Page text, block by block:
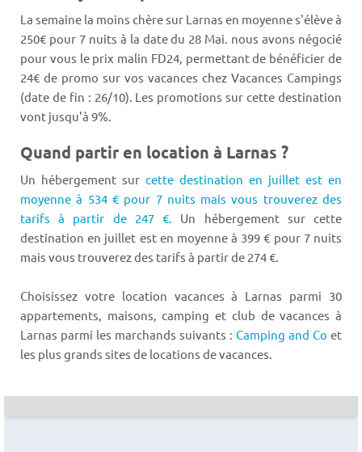
La semaine la moins chère sur Larnas en moyenne s'élève à
250€ pour 7 nuits à la date du 28 Mai. nous avons négocié
pour vous le prix malin FD24, permettant de bénéficier de
24€ de promo sur vos vacances chez Vacances Campings
(date de fin : 26/10). Les promotions sur cette destination
vont jusqu'à 9%.
Quand partir en location à Larnas ?
Un hébergement sur cette destination en juillet est en
moyenne à 534 € pour 7 nuits mais vous trouverez des
tarifs à partir de 247 €.
Un hébergement sur cette
destination en juillet est en moyenne à 399 € pour 7 nuits
mais vous trouverez des tarifs à partir de 274 €.
Choisissez votre location vacances à Larnas parmi 30
appartements, maisons, camping et club de vacances à
Larnas parmi les marchands suivants : Camping and Co et
les plus grands sites de locations de vacances.